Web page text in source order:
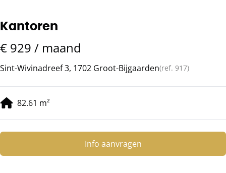
Kantoren
€ 929 / maand
Sint-Wivinadreef 3, 1702 Groot-Bijgaarden(ref. 917)
82.61 m²
Info aanvragen